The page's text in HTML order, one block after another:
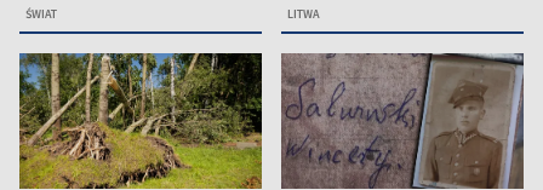
ŚWIAT LITWA